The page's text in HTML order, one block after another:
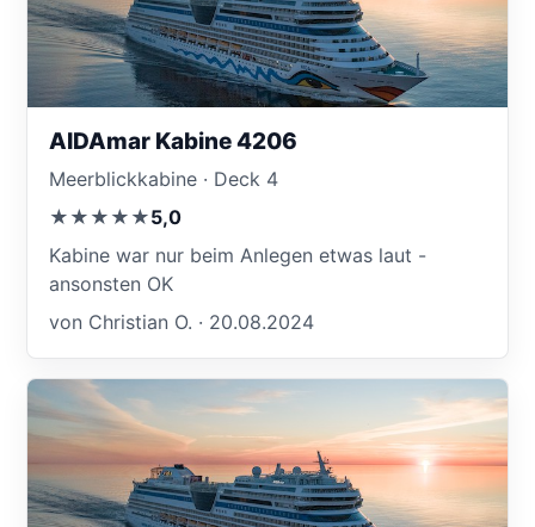
AIDAmar Kabine 4206
Meerblickkabine · Deck 4
★★★★★5,0
Kabine war nur beim Anlegen etwas laut -
ansonsten OK
von Christian O. · 20.08.2024